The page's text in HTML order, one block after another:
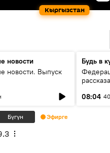
Кыргызстан
новости
новости. Выпуск
Будь в
08:04
Бүгүн Эфирге